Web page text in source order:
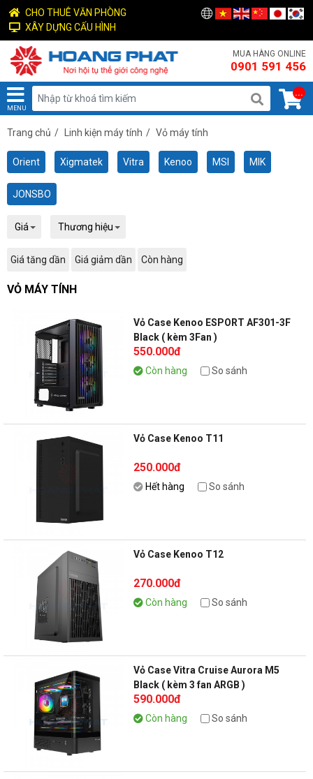
CHO THUÊ VĂN PHÒNG
XÂY DỰNG CẤU HÌNH
MUA HÀNG ONLINE
0901 591 456
MENU
...
Trang chủ / Linh kiện máy tính / Vỏ máy tính
Orient Xigmatek Vitra Kenoo MSI MIK
JONSBO
Giá Thương hiệu
Giá tăng dần Giá giảm dần Còn hàng
VỎ MÁY TÍNH
Vỏ Case Kenoo ESPORT AF301-3F
Black ( kèm 3Fan )
550.000đ
Còn hàng So sánh
Vỏ Case Kenoo T11
250.000đ
Hết hàng So sánh
Vỏ Case Kenoo T12
270.000đ
Còn hàng So sánh
Vỏ Case Vitra Cruise Aurora M5
Black ( kèm 3 fan ARGB )
590.000đ
Còn hàng So sánh